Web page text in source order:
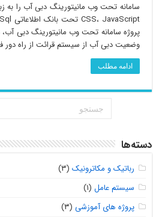
پروژه سامانه تحت وب مانیتورینگ دبی
وضعیت دبی آب از سیستم قرائت از راه دور
ادامه مطلب
دسته‌ها
رباتیک و مکاترونیک (۳)
سیستم عامل (۱)
پروژه های آموزشی (۳)